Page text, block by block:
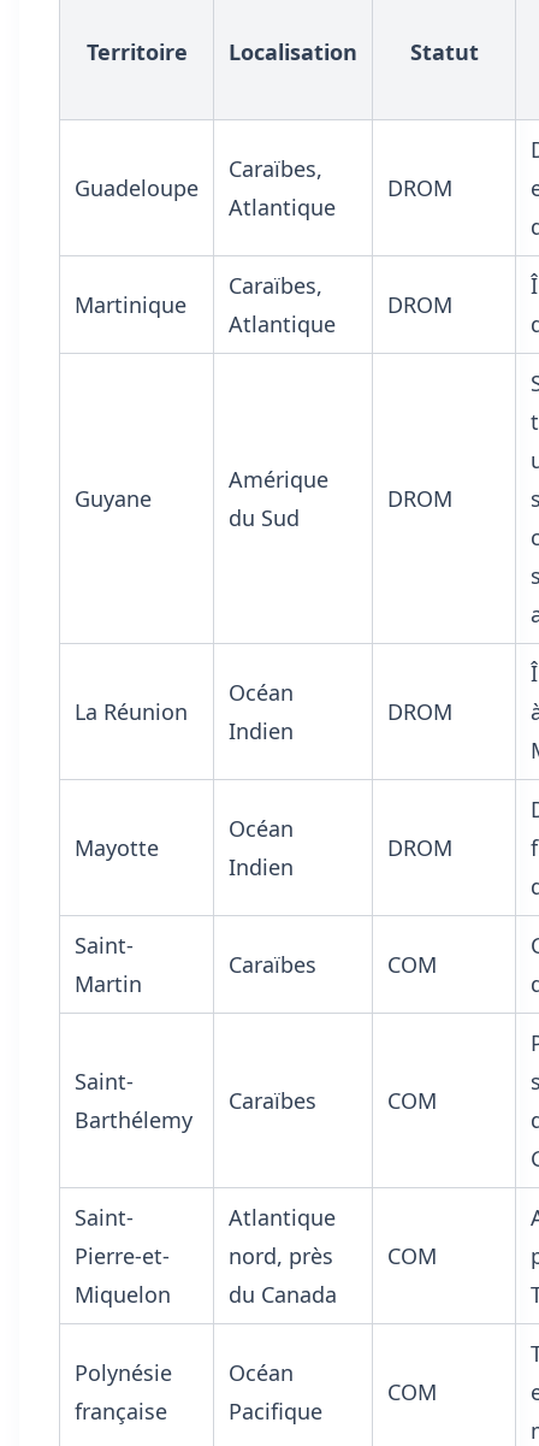
Territoire Localisation Statut
Guadeloupe
Caraïbes,
Atlantique
DROM
Martinique
Caraïbes,
Atlantique
DROM
Guyane
Amérique
du Sud
DROM
La Réunion
Océan
Indien
DROM
Mayotte
Océan
Indien
DROM
Saint-
Martin
Caraïbes COM
Saint-
Barthélemy
Caraïbes COM
Saint-
Pierre-et-
Miquelon
Atlantique
nord, près
du Canada
COM
Polynésie
française
Océan
Pacifique
COM